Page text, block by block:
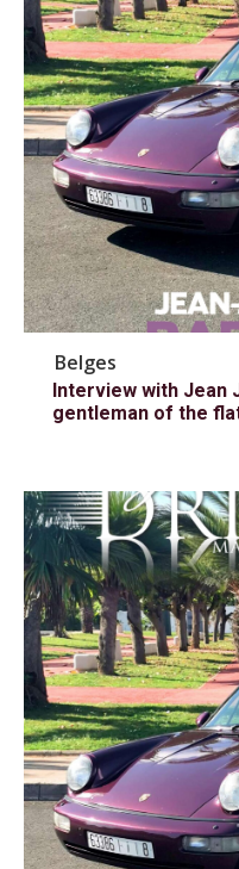
Belges
Interview with Jean
gentleman of the